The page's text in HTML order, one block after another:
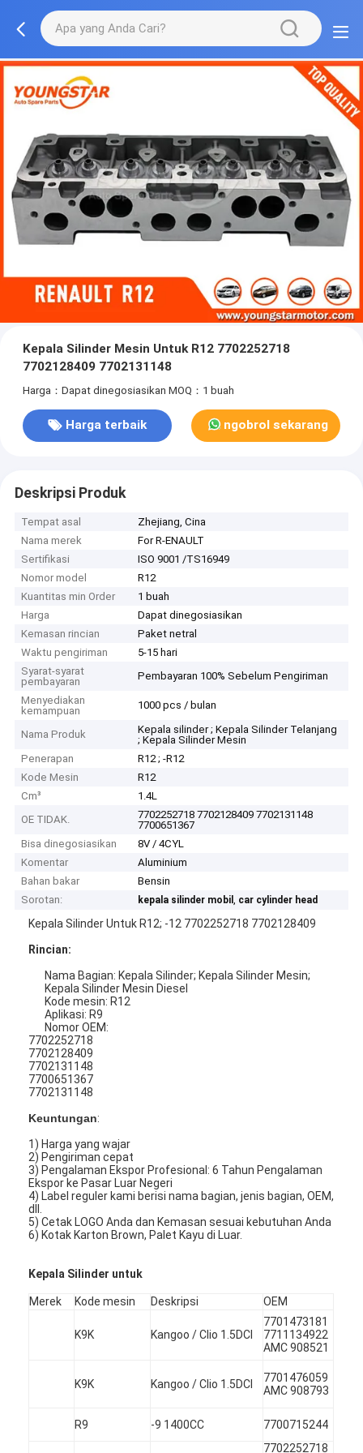
Kepala Silinder Mesin Untuk R12 7702252718
7702128409 7702131148
Harga：Dapat dinegosiasikan MOQ：1 buah
Harga terbaik ngobrol sekarang
Deskripsi Produk
Tempat asal
Zhejiang, Cina
Nama merek
For R-ENAULT
Sertifikasi
ISO 9001 /TS16949
Nomor model
R12
Kuantitas min Order
1 buah
Harga
Dapat dinegosiasikan
Kemasan rincian
Paket netral
Waktu pengiriman
5-15 hari
Syarat-syarat
pembayaran
Pembayaran 100% Sebelum Pengiriman
Menyediakan
kemampuan
1000 pcs / bulan
Nama Produk
Kepala silinder ; Kepala Silinder Telanjang
; Kepala Silinder Mesin
Penerapan
R12 ; -R12
Kode Mesin
R12
Cm³
1.4L
OE TIDAK.
7702252718 7702128409 7702131148
7700651367
Bisa dinegosiasikan
8V / 4CYL
Komentar
Aluminium
Bahan bakar
Bensin
Sorotan:
kepala silinder mobil, car cylinder head
Kepala Silinder Untuk R12; -12 7702252718 7702128409
Rincian:
Nama Bagian: Kepala Silinder; Kepala Silinder Mesin;
Kepala Silinder Mesin Diesel
Kode mesin: R12
Aplikasi: R9
Nomor OEM:
7702252718
7702128409
7702131148
7700651367
7702131148
Keuntungan:
1) Harga yang wajar
2) Pengiriman cepat
3) Pengalaman Ekspor Profesional: 6 Tahun Pengalaman
Ekspor ke Pasar Luar Negeri
4) Label reguler kami berisi nama bagian, jenis bagian, OEM,
dll.
5) Cetak LOGO Anda dan Kemasan sesuai kebutuhan Anda
6) Kotak Karton Brown, Palet Kayu di Luar.
Kepala Silinder untuk
Merek Kode mesin Deskripsi OEM
K9K Kangoo / Clio 1.5DCI
7701473181
7711134922
AMC 908521
K9K Kangoo / Clio 1.5DCI
7701476059
AMC 908793
R9 -9 1400CC
7700715244
7702252718